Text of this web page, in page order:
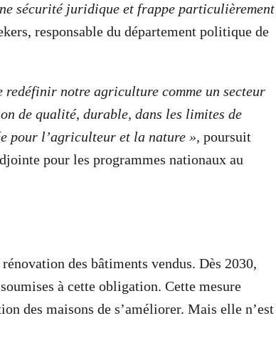
sécurité juridique et frappe particulièrement
responsable du département politique de
redéfinir notre agriculture comme un secteur
de qualité, durable, dans les limites de
pour l’agriculteur et la nature », poursuit
pour les programmes nationaux au
des bâtiments vendus. Dès 2030,
à cette obligation. Cette mesure
des maisons de s’améliorer. Mais elle n’est